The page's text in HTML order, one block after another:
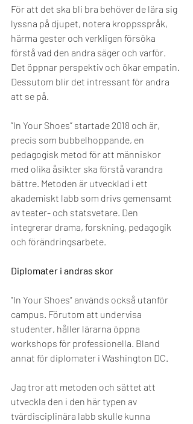
För att det ska bli bra behöver de lära sig
lyssna på djupet, notera kroppsspråk,
härma gester och verkligen försöka
förstå vad den andra säger och varför.
Det öppnar perspektiv och ökar empatin.
Dessutom blir det intressant för andra
att se på.
”In Your Shoes” startade 2018 och är,
precis som bubbelhoppande, en
pedagogisk metod för att människor
med olika åsikter ska förstå varandra
bättre. Metoden är utvecklad i ett
akademiskt labb som drivs gemensamt
av teater- och statsvetare. Den
integrerar drama, forskning, pedagogik
och förändringsarbete.
Diplomater i andras skor
”In Your Shoes” används också utanför
campus. Förutom att undervisa
studenter, håller lärarna öppna
workshops för professionella. Bland
annat för diplomater i Washington DC.
Jag tror att metoden och sättet att
utveckla den i den här typen av
tvärdisciplinära labb skulle kunna